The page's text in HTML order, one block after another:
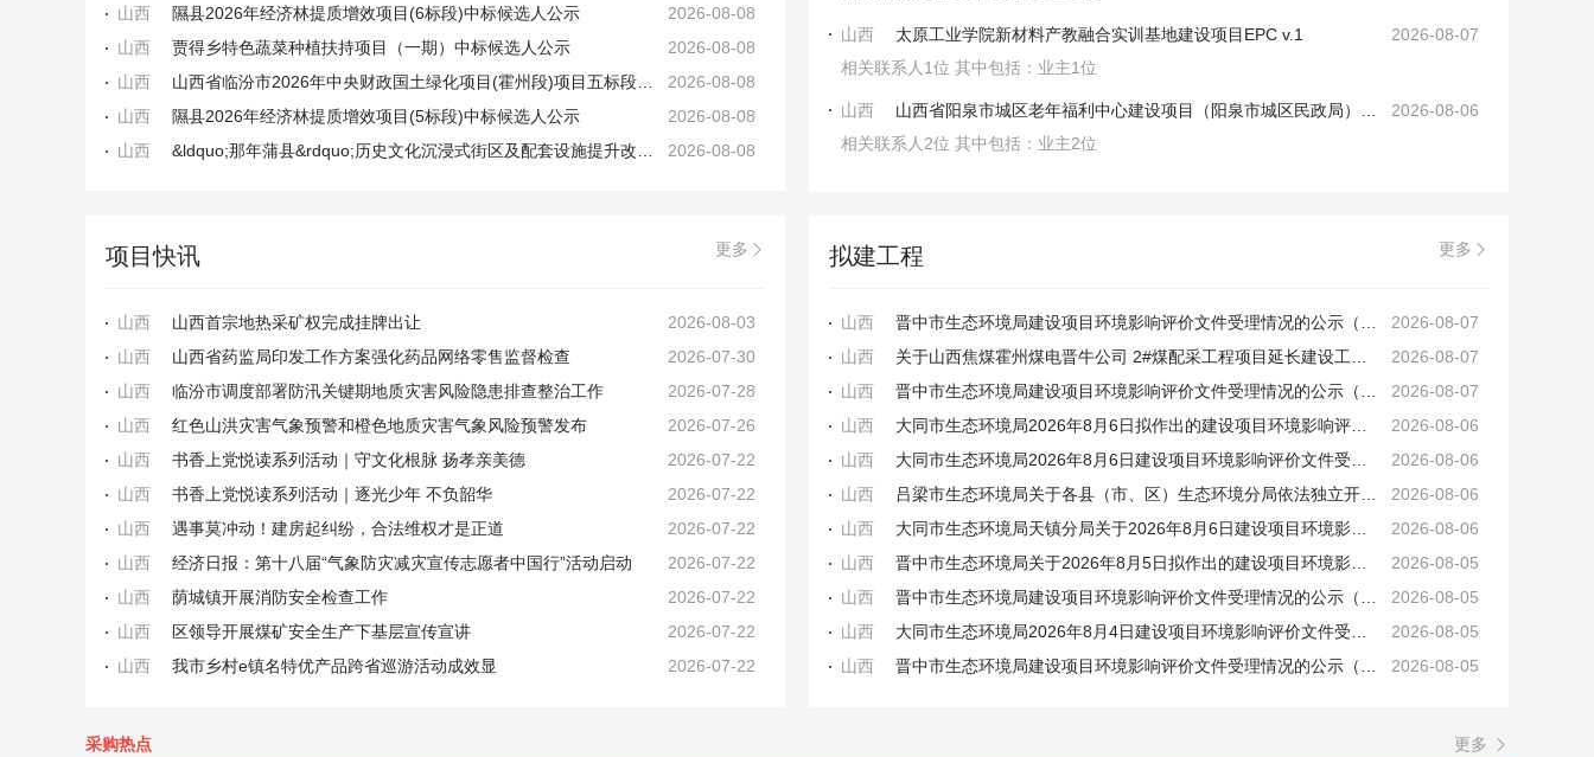
山西
隰县2026年经济林提质增效项目(6标段)中标候选人公示
2026-08-08
山西
贾得乡特色蔬菜种植扶持项目（一期）中标候选人公示
2026-08-08
山西
2026-08-08
山西
隰县2026年经济林提质增效项目(5标段)中标候选人公示
2026-08-08
山西
2026-08-08
山西 太原工业学院新材料产教融合实训基地建设项目EPC v.1
2026-08-07
相关联系人1位 其中包括：业主1位
山西
2026-08-06
相关联系人2位 其中包括：业主2位
项目快讯 更多 
山西 山西首宗地热采矿权完成挂牌出让
2026-08-03
山西
山西省药监局印发工作方案强化药品网络零售监督检查
2026-07-30
山西
临汾市调度部署防汛关键期地质灾害风险隐患排查整治工作
2026-07-28
山西
红色山洪灾害气象预警和橙色地质灾害气象风险预警发布
2026-07-26
山西
书香上党悦读系列活动｜守文化根脉 扬孝亲美德
2026-07-22
山西
书香上党悦读系列活动｜逐光少年 不负韶华
2026-07-22
山西
遇事莫冲动！建房起纠纷，合法维权才是正道
2026-07-22
山西
经济日报：第十八届“气象防灾减灾宣传志愿者中国行”活动启动
2026-07-22
山西
荫城镇开展消防安全检查工作
2026-07-22
山西
区领导开展煤矿安全生产下基层宣传宣讲
2026-07-22
山西
我市乡村e镇名特优产品跨省巡游活动成效显 2026-07-22
拟建工程 更多 
山西
2026-08-07
山西
2026-08-07
山西
2026-08-07
山西
2026-08-06
山西
2026-08-06
山西
2026-08-06
山西
2026-08-06
山西
2026-08-05
山西
2026-08-05
山西
2026-08-05
山西
2026-08-05
采购热点 更多 